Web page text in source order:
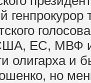
США, ЕС, МВФ
олигарха и
но